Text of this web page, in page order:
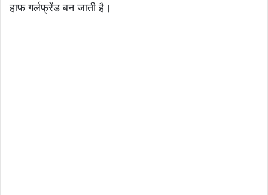
हाफ गर्लफ्रेंड बन जाती है।